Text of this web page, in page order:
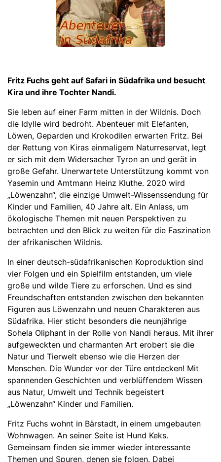
Fritz Fuchs geht auf Safari in Südafrika und besucht
Kira und ihre Tochter Nandi.
Sie leben auf einer Farm mitten in der Wildnis. Doch
die Idylle wird bedroht. Abenteuer mit Elefanten,
Löwen, Geparden und Krokodilen erwarten Fritz. Bei
der Rettung von Kiras einmaligem Naturreservat, legt
er sich mit dem Widersacher Tyron an und gerät in
große Gefahr. Unerwartete Unterstützung kommt von
Yasemin und Amtmann Heinz Kluthe. 2020 wird
„Löwenzahn“, die einzige Umwelt-Wissenssendung für
Kinder und Familien, 40 Jahre alt. Ein Anlass, um
ökologische Themen mit neuen Perspektiven zu
betrachten und den Blick zu weiten für die Faszination
der afrikanischen Wildnis.
In einer deutsch-südafrikanischen Koproduktion sind
vier Folgen und ein Spielfilm entstanden, um viele
große und wilde Tiere zu erforschen. Und es sind
Freundschaften entstanden zwischen den bekannten
Figuren aus Löwenzahn und neuen Charakteren aus
Südafrika. Hier sticht besonders die neunjährige
Sohela Oliphant in der Rolle von Nandi heraus. Mit ihrer
aufgeweckten und charmanten Art erobert sie die
Natur und Tierwelt ebenso wie die Herzen der
Menschen. Die Wunder vor der Türe entdecken! Mit
spannenden Geschichten und verblüffendem Wissen
aus Natur, Umwelt und Technik begeistert
„Löwenzahn“ Kinder und Familien.
Fritz Fuchs wohnt in Bärstadt, in einem umgebauten
Wohnwagen. An seiner Seite ist Hund Keks.
Gemeinsam finden sie immer wieder interessante
Themen und Spuren, denen sie folgen. Dabei